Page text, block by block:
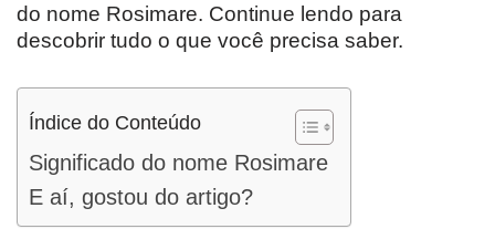
do nome Rosimare. Continue lendo para
descobrir tudo o que você precisa saber.
Índice do Conteúdo
Significado do nome Rosimare
E aí, gostou do artigo?